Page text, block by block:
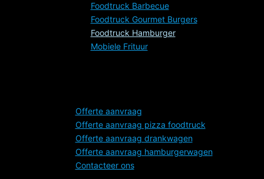
Foodtruck Barbecue
Foodtruck Gourmet Burgers
Foodtruck Hamburger
Mobiele Frituur
Offerte aanvraag
Offerte aanvraag pizza foodtruck
Offerte aanvraag drankwagen
Offerte aanvraag hamburgerwagen
Contacteer ons